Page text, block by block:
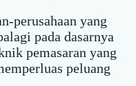
perusahaan yang
pada dasarnya
pemasaran yang
peluang